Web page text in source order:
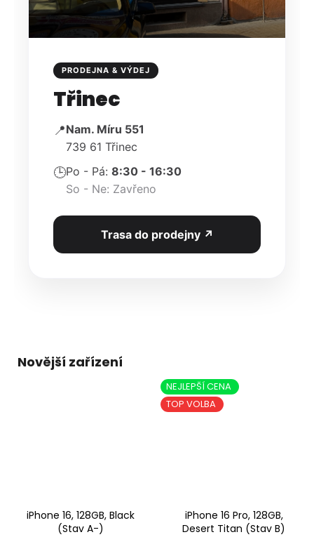
PRODEJNA & VÝDEJ
Třinec
📍Nam. Míru 551
739 61 Třinec
🕒Po - Pá: 8:30 - 16:30
So - Ne: Zavřeno
Trasa do prodejny ↗
Novější zařízení
iPhone 16, 128GB, Black
(Stav A-)
NEJLEPŠÍ CENA
TOP VOLBA
iPhone 16 Pro, 128GB,
Desert Titan (Stav B)